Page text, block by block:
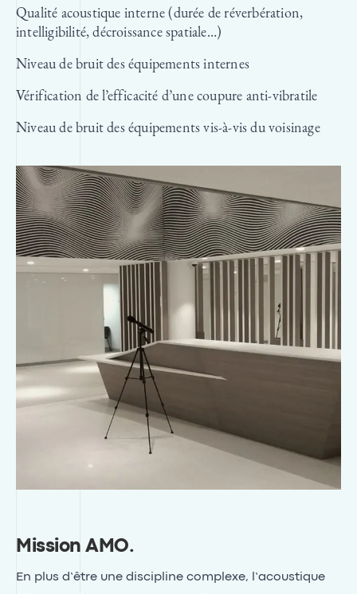
Qualité acoustique interne (durée de réverbération,
intelligibilité, décroissance spatiale…)
Niveau de bruit des équipements internes
Vérification de l’efficacité d’une coupure anti-vibratile
Niveau de bruit des équipements vis-à-vis du voisinage
Mission AMO.
En plus d’être une discipline complexe, l’acoustique